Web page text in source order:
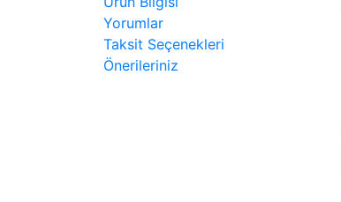
Yorumlar
Taksit Seçenekleri
Önerileriniz